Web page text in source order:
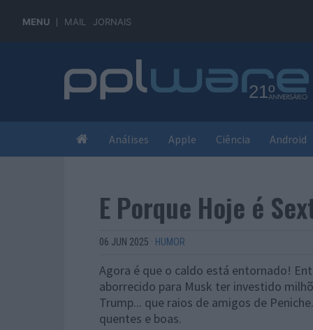
MENU MAIL JORNAIS
Análises Apple Ciência Android
E Porque Hoje é
06 JUN 2025 · HUMOR
Agora é que o caldo está entornado!
aborrecido para Musk ter investido
Trump... que raios de amigos de
quentes e boas.